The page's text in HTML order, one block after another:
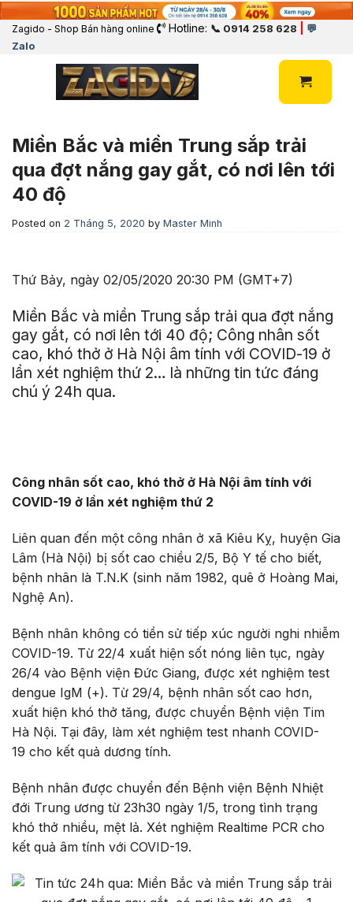
Zagido - Shop Bán hàng online Hotline: 📞 0914 258 628
💬
Zalo
Miền Bắc và miền Trung sắp trải
qua đợt nắng gay gắt, có nơi lên tới
40 độ
Posted on 2 Tháng 5, 2020 by Master Minh
Thứ Bảy, ngày 02/05/2020 20:30 PM (GMT+7)
Miền Bắc và miền Trung sắp trải qua đợt nắng
gay gắt, có nơi lên tới 40 độ; Công nhân sốt
cao, khó thở ở Hà Nội âm tính với COVID-19 ở
lần xét nghiệm thứ 2… là những tin tức đáng
chú ý 24h qua.
Công nhân sốt cao, khó thở ở Hà Nội âm tính với
COVID-19 ở lần xét nghiệm thứ 2
Liên quan đến một công nhân ở xã Kiêu Kỵ, huyện Gia
Lâm (Hà Nội) bị sốt cao chiều 2/5, Bộ Y tế cho biết,
bệnh nhân là T.N.K (sinh năm 1982, quê ở Hoàng Mai,
Nghệ An).
Bệnh nhân không có tiền sử tiếp xúc người nghi nhiễm
COVID-19. Từ 22/4 xuất hiện sốt nóng liên tục, ngày
26/4 vào Bệnh viện Đức Giang, được xét nghiệm test
dengue IgM (+). Từ 29/4, bệnh nhân sốt cao hơn,
xuất hiện khó thở tăng, được chuyển Bệnh viện Tim
Hà Nội. Tại đây, làm xét nghiệm test nhanh COVID-
19 cho kết quả dương tính.
Bệnh nhân được chuyển đến Bệnh viện Bệnh Nhiệt
đới Trung ương từ 23h30 ngày 1/5, trong tình trạng
khó thở nhiều, mệt lả. Xét nghiệm Realtime PCR cho
kết quả âm tính với COVID-19.